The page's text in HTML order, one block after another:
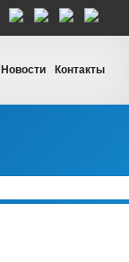
Новости Контакты